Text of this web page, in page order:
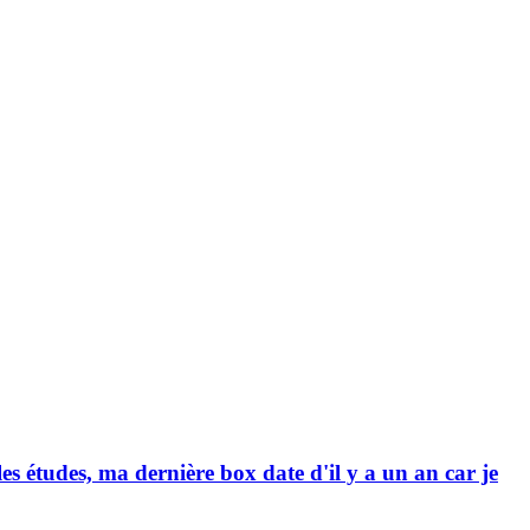
études, ma dernière box date d'il y a un an car je